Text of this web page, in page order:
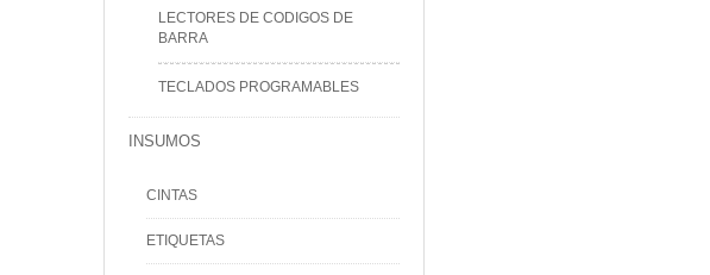
LECTORES DE CODIGOS DE
BARRA
TECLADOS PROGRAMABLES
INSUMOS
CINTAS
ETIQUETAS